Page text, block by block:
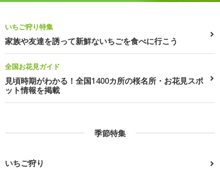
いちご狩り特集
家族や友達を誘って新鮮ないちごを食べに行こう
全国お花見ガイド
見頃時期がわかる！全国1400カ所の桜名所・お花見スポ
ット情報を掲載
季節特集
いちご狩り